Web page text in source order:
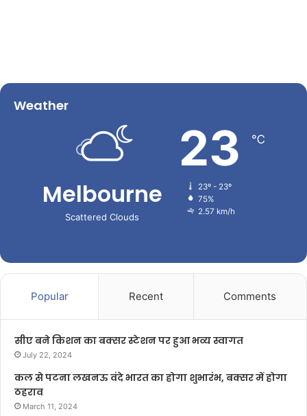
Weather
Melbourne
Scattered Clouds
23 ℃
23º - 23º
75%
2.57 km/h
Popular Recent Comments
सीए बने किशन का बक्सर स्टेशन पर हुआ भव्य स्वागत
July 22, 2024
कल से पटना लखनऊ वंदे भारत का होगा शुभारंभ, बक्सर में होगा
ठहराव
March 11, 2024